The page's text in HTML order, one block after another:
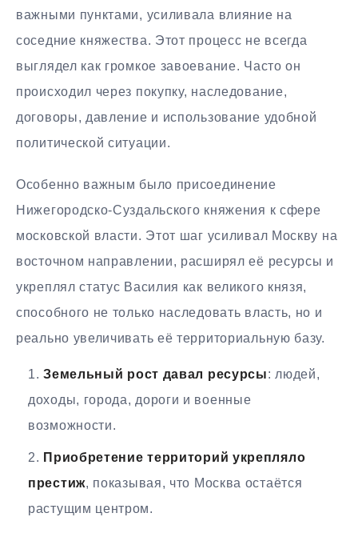
важными пунктами, усиливала влияние на
соседние княжества. Этот процесс не всегда
выглядел как громкое завоевание. Часто он
происходил через покупку, наследование,
договоры, давление и использование удобной
политической ситуации.
Особенно важным было присоединение
Нижегородско-Суздальского княжения к сфере
московской власти. Этот шаг усиливал Москву на
восточном направлении, расширял её ресурсы и
укреплял статус Василия как великого князя,
способного не только наследовать власть, но и
реально увеличивать её территориальную базу.
Земельный рост давал ресурсы: людей,
доходы, города, дороги и военные
возможности.
Приобретение территорий укрепляло
престиж, показывая, что Москва остаётся
растущим центром.